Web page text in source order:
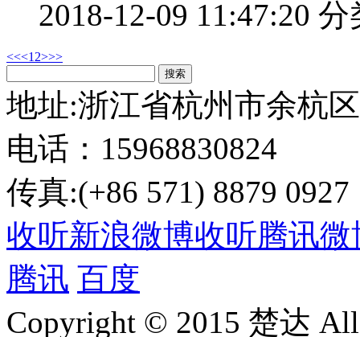
2018-12-09 11:47:20 分
<<<1 2>>>
搜索
地址:浙江省杭州市余杭
电话：15968830824
传真:(+86 571) 8879 0927
收听新浪微博收听腾讯微
腾讯 百度
Copyright © 2015 楚达 All